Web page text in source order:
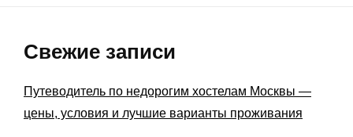
Свежие записи
Путеводитель по недорогим хостелам Москвы —
цены, условия и лучшие варианты проживания